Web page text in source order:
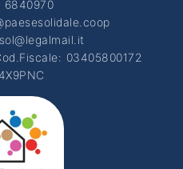
6840970
03405800172